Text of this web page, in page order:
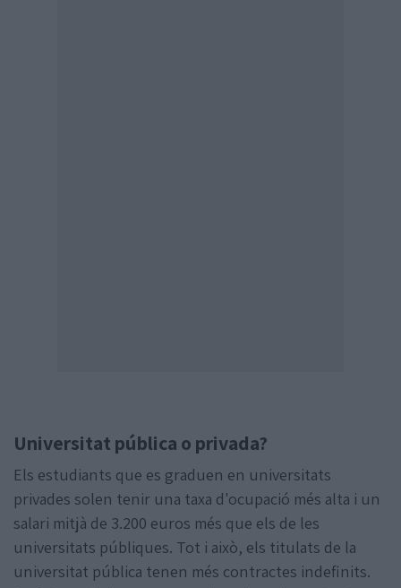
Universitat pública o privada?
Els estudiants que es graduen en universitats
privades solen tenir una taxa d'ocupació més alta i un
salari mitjà de 3.200 euros més que els de les
universitats públiques. Tot i això, els titulats de la
universitat pública tenen més contractes indefinits.